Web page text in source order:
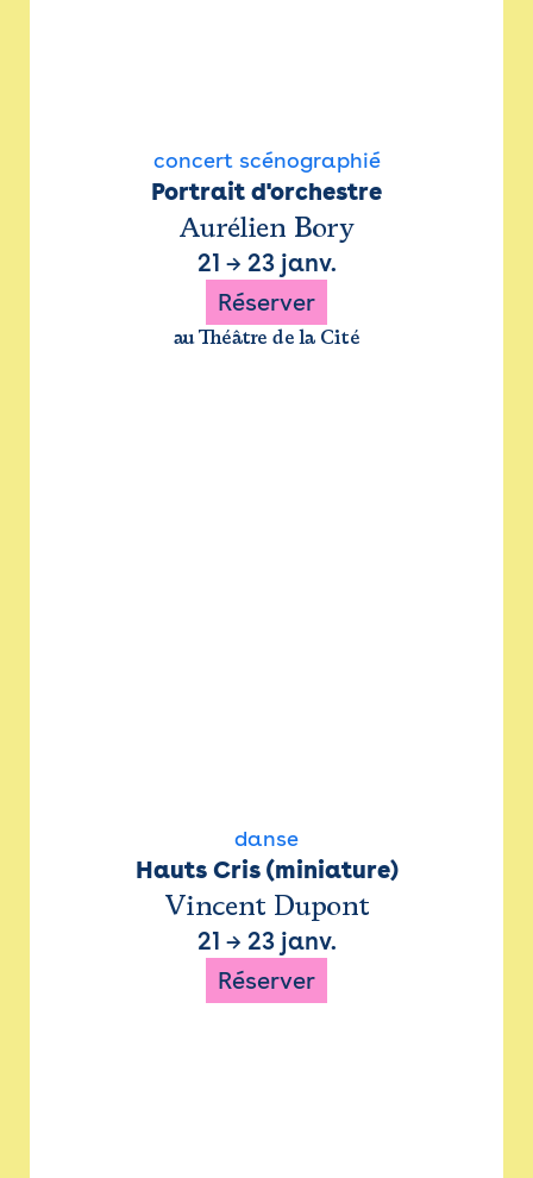
concert scénographié
Portrait d'orchestre
Aurélien Bory
21 → 23 janv.
Réserver
au Théâtre de la Cité
danse
Hauts Cris (miniature)
Vincent Dupont
21 → 23 janv.
Réserver